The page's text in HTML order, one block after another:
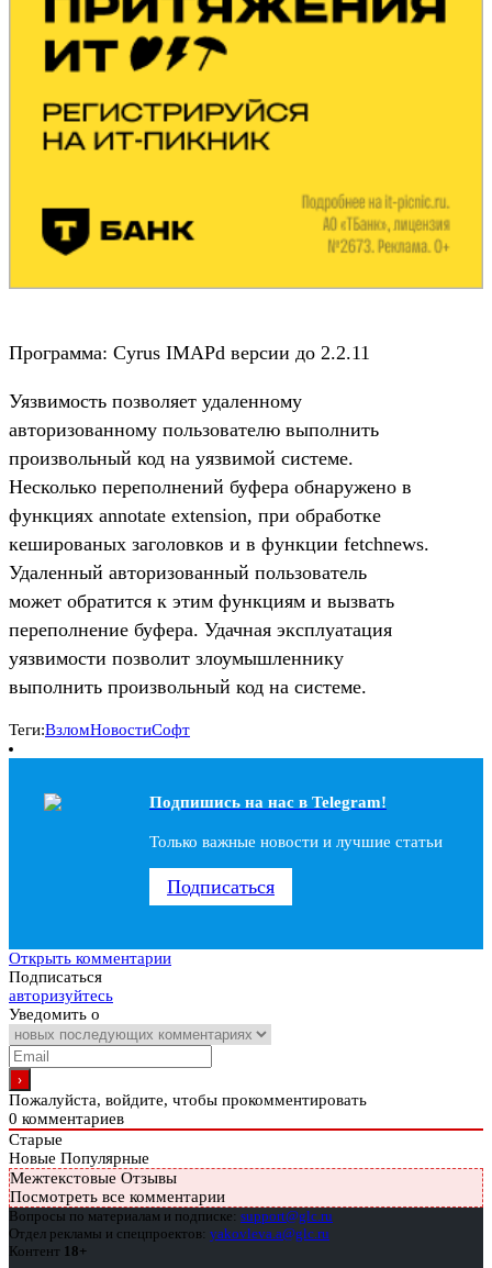
Программа: Cyrus IMAPd версии до 2.2.11
Уязвимость позволяет удаленному
авторизованному пользователю выполнить
произвольный код на уязвимой системе.
Несколько переполнений буфера обнаружено в
функциях annotate extension, при обработке
кешированых заголовков и в функции fetchnews.
Удаленный авторизованный пользователь
может обратится к этим функциям и вызвать
переполнение буфера. Удачная эксплуатация
уязвимости позволит злоумышленнику
выполнить произвольный код на системе.
Теги:ВзломНовостиСофт
Подпишись на наc в Telegram!
Только важные новости и лучшие статьи
Подписаться
Открыть комментарии
Подписаться
авторизуйтесь
Уведомить о
Пожалуйста, войдите, чтобы прокомментировать
0 комментариев
Старые
Новые Популярные
Межтекстовые Отзывы
Посмотреть все комментарии
Вопросы по материалам и подписке: support@glc.ru
Отдел рекламы и спецпроектов: yakovleva.a@glc.ru
Контент 18+